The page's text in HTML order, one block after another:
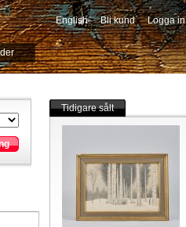
English Bli kund Logga in
-->
Tidigare sålt